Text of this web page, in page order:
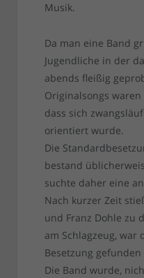
Musik.
Da man eine Band
Jugendliche in der
abends fleißig
Originalsongs
dass sich
orientiert wurde.
Die
bestand
suchte daher eine
Nach kurzer Zeit
und Franz Dohle zu
am Schlagzeug, war
Besetzung gefunden
Die Band wurde,